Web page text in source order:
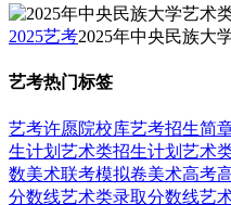
2025艺考2025年中央民族大
艺考热门标签
艺考许愿院校库艺考招生简
生计划艺术类招生计划艺术
数美术联考模拟卷美术高考
分数线艺术类录取分数线艺